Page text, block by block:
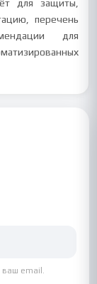
для защиты,
перечень
для
email.